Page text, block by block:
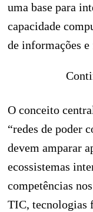
uma base para
capacidade
de informações
O conceito
“redes de poder
devem amparar
ecossistemas
competências
TIC, tecnologias